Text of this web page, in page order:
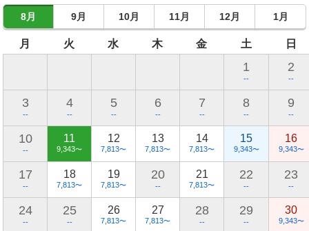
8月 9月 10月 11月 12月 1月
月 火 水 木 金 土 日
1
--
2
--
3
--
4
--
5
--
6
--
7
--
8
--
9
--
10
--
11
9,343〜
12
7,813〜
13
7,813〜
14
7,813〜
15
9,343〜
16
9,343〜
17
--
18
7,813〜
19
7,813〜
20
--
21
7,813〜
22
--
23
--
24
--
25
--
26
7,813〜
27
7,813〜
28
--
29
--
30
9,343〜